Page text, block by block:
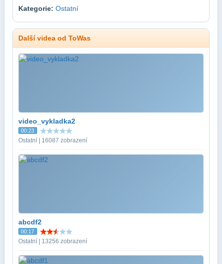
Kategorie: Ostatní
Další videa od ToWas
video_vykladka2
00:23
Ostatní | 16087 zobrazení
abcdf2
00:17
Ostatní | 13256 zobrazení